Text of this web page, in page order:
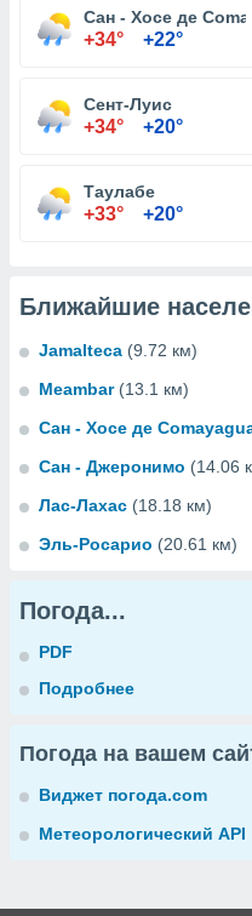
Сан - Хосе де
+34° +22°
Сент-Луис
+34° +20°
Таулабе
+33° +20°
Ближайшие
Jamalteca (9.72 км)
Meambar (13.1 км)
Сан - Хосе де
Сан - Джеронимо (14.06
Лас-Лахас (18.18 км)
Эль-Росарио (20.61 км)
Погода...
PDF
Подробнее
Погода на вашем
Виджет погода.com
Метеорологический API